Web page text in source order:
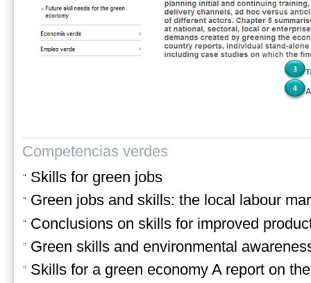
Competencias verdes
Skills for green jobs
Green jobs and skills: the local labour
Conclusions on skills for improved
Green skills and environmental
Skills for a green economy A report on